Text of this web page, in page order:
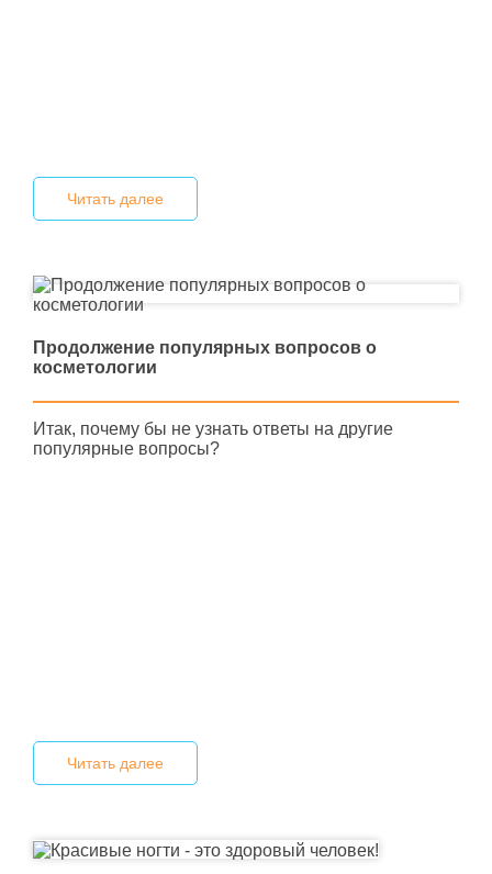
Читать далее
Продолжение популярных вопросов о
косметологии
Итак, почему бы не узнать ответы на другие
популярные вопросы?
Читать далее